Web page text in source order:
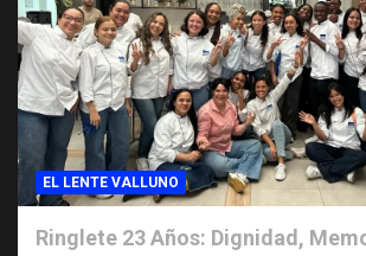
EL LENTE VALLUNO
Ringlete 23 Años: Dignidad,